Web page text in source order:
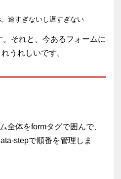
速すぎないし遅すぎない
それと、今あるフォームに
うれしいです。
全体をformタグで囲んで、
stepで順番を管理しま